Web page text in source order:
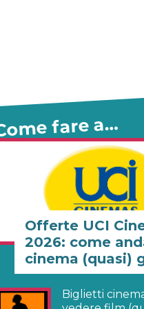
fare a…
Offerte UCI
2026: come
cinema (quasi)
Biglietti